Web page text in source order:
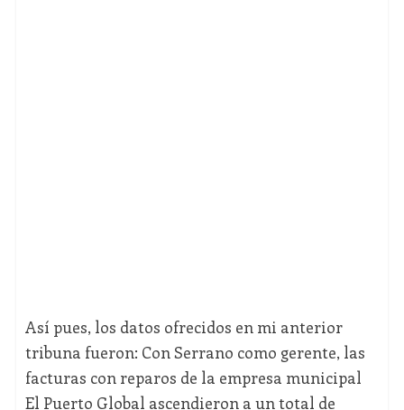
Así pues, los datos ofrecidos en mi anterior
tribuna fueron: Con Serrano como gerente, las
facturas con reparos de la empresa municipal
El Puerto Global ascendieron a un total de